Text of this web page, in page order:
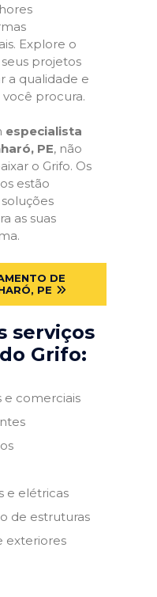
Explore o
projetos
a qualidade e
procura.
especialista
PE, não
o Grifo. Os
estão
as suas
DE
PE
serviços
Grifo:
e comerciais
e elétricas
de estruturas
exteriores